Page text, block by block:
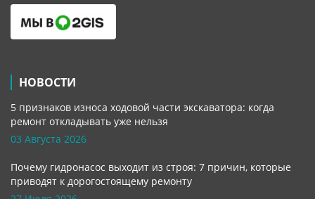
НОВОСТИ
5 признаков износа ходовой части экскаватора: когда
ремонт откладывать уже нельзя
03 Августа 2026
Почему гидронасос выходит из строя: 7 причин, которые
приводят к дорогостоящему ремонту